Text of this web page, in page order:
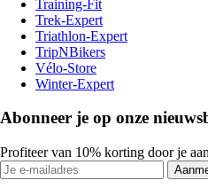
Training-Fit
Trek-Expert
Triathlon-Expert
TripNBikers
Vélo-Store
Winter-Expert
Abonneer je op onze
Profiteer van 10% korting door je